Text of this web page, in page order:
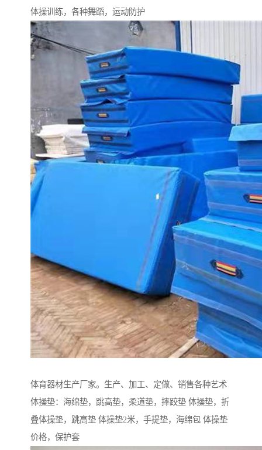
体操训练，各种舞蹈，运动防护
体育器材生产厂家。生产、加工、定做、销售各种艺术
体操垫：海绵垫，跳高垫，柔道垫，摔跤垫 体操垫，折
叠体操垫，跳高垫 体操垫2米，手提垫，海绵包 体操垫
价格，保护套